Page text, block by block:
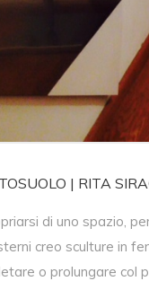
| RITA
di uno spazio,
creo sculture in
o prolungare col